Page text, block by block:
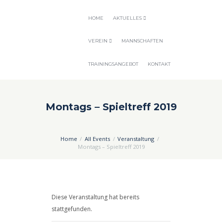
HOME AKTUELLES
VEREIN MANNSCHAFTEN
TRAININGSANGEBOT KONTAKT
Montags – Spieltreff 2019
Home All Events
Veranstaltung
Montags – Spieltreff 2019
Diese Veranstaltung hat bereits
stattgefunden.